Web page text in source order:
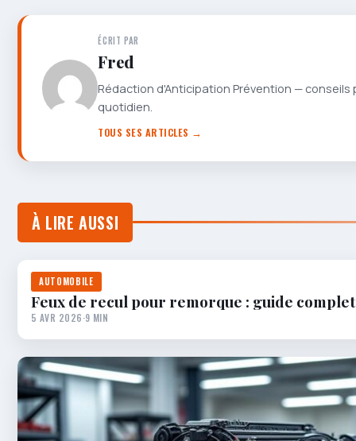
ÉCRIT PAR
Fred
Rédaction d'Anticipation Prévention —
quotidien.
TOUS SES ARTICLES →
À LIRE AUSSI
AUTOMOBILE
Feux de recul pour remorque : guide
5 AVR 2026·9 MIN